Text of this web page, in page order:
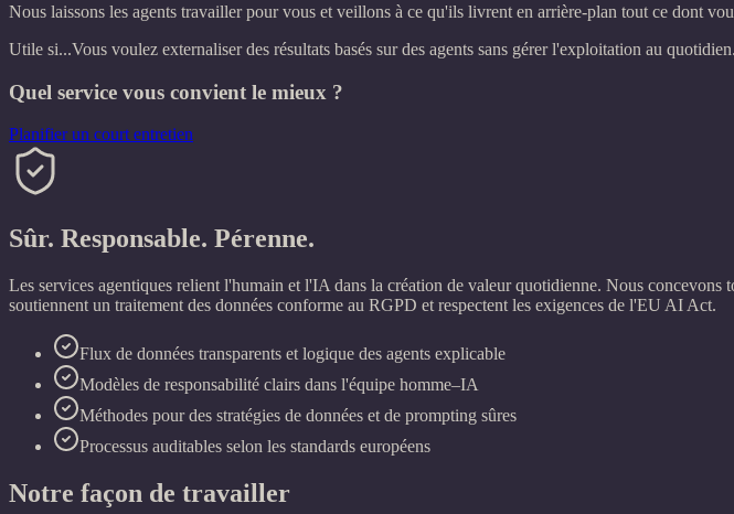
Nous laissons les agents travailler pour vous et veillons à ce qu'ils livrent en arrière-plan tout ce dont
Utile si...Vous voulez externaliser des résultats basés sur des agents sans gérer l'exploitation au quotidien.
Quel service vous convient le mieux ?
Planifier un court entretien
Sûr. Responsable. Pérenne.
Les services agentiques relient l'humain et l'IA dans la création de valeur quotidienne. Nous
soutiennent un traitement des données conforme au RGPD et respectent les exigences de l'EU AI Act.
Flux de données transparents et logique des agents explicable
Modèles de responsabilité clairs dans l'équipe homme–IA
Méthodes pour des stratégies de données et de prompting sûres
Processus auditables selon les standards européens
Notre façon de travailler